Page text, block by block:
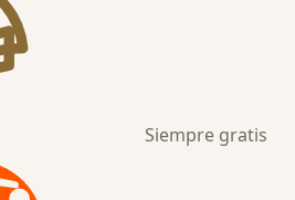
Siempre gratis